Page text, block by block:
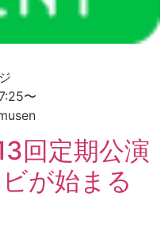
〜
回定期公演
が始まる